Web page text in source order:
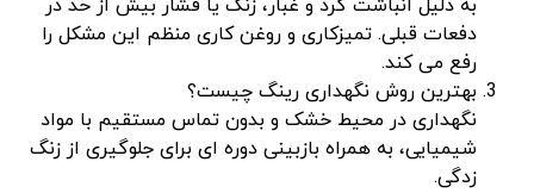
به دلیل انباشت گرد و غبار، زنگ یا فشار بیش از حد در
دفعات قبلی. تمیزکاری و روغن کاری منظم این مشکل را
رفع می کند.
بهترین روش نگهداری رینگ چیست؟
نگهداری در محیط خشک و بدون تماس مستقیم با مواد
شیمیایی، به همراه بازبینی دوره ای برای جلوگیری از زنگ
زدگی.